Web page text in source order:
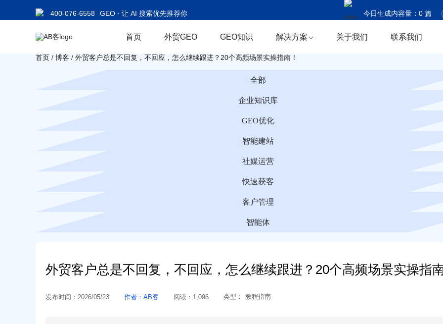
400-076-6558 GEO · 让 AI 搜索优先推荐你 今日生成内容量： 0篇
今日商机捕获： 0条
首页 外贸GEO GEO知识 解决方案 关于我们 联系我们
首页 / 博客 / 外贸客户总是不回复，不回应，怎么继续跟进？20个高频场景实操指南！
全部
企业知识库
GEO优化
智能建站
社媒运营
快速获客
客户管理
智能体
外贸客户总是不回复，不回应，怎么继续跟进？20个高频场景实操指南
发布时间： 2026/05/23 作者： AB客 阅读： 1,096 类型： 教程指南